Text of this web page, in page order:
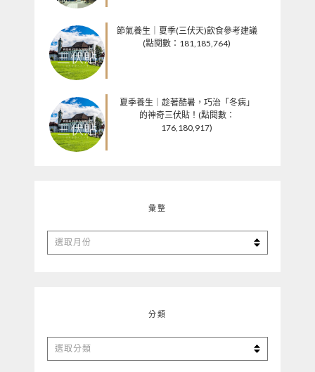
節氣養生｜夏季(三伏天)飲食參考建議
(點閱數：181,185,764)
夏季養生｜趁著酷暑，巧治「冬病」
的神奇三伏貼！(點閱數：
176,180,917)
彙整
彙
整
分類
分
類